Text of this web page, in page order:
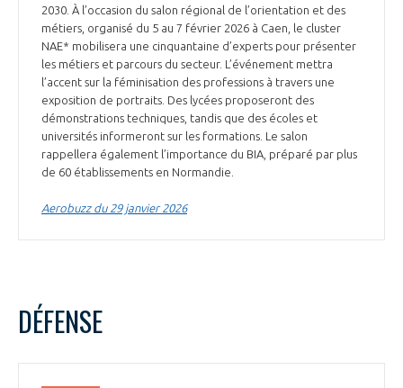
2030. À l’occasion du salon régional de l’orientation et des
métiers, organisé du 5 au 7 février 2026 à Caen, le cluster
NAE* mobilisera une cinquantaine d’experts pour présenter
les métiers et parcours du secteur. L’événement mettra
l’accent sur la féminisation des professions à travers une
exposition de portraits. Des lycées proposeront des
démonstrations techniques, tandis que des écoles et
universités informeront sur les formations. Le salon
rappellera également l’importance du BIA, préparé par plus
de 60 établissements en Normandie.
Aerobuzz du 29 janvier 2026
DÉFENSE